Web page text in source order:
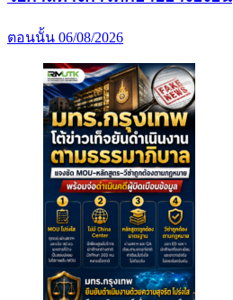
ตอนนั้น 06/08/2026